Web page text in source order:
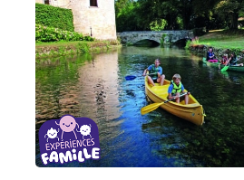
# # #
#
#
#